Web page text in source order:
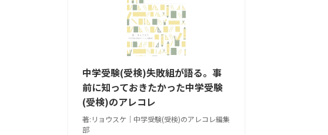
中学受験(受検)失敗組が語る。事
前に知っておきたかった中学受験
(受検)のアレコレ
著:リョウスケ｜中学受験(受検)のアレコレ編集
部